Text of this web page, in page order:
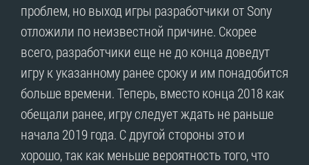
проблем, но выход игры разработчики от Sony
отложили по неизвестной причине. Скорее
всего, разработчики еще не до конца доведут
игру к указанному ранее сроку и им понадобится
больше времени. Теперь, вместо конца 2018 как
обещали ранее, игру следует ждать не раньше
начала 2019 года. С другой стороны это и
хорошо, так как меньше вероятность того, что